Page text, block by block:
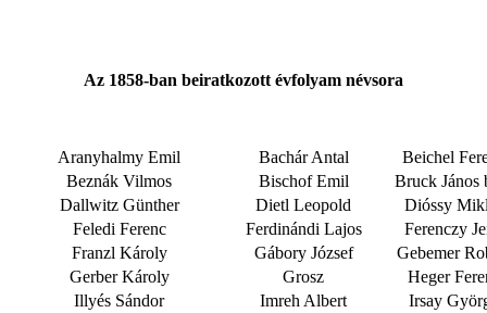
Az 1858-ban beiratkozott évfolyam névsora
Aranyhalmy Emil Bachár Antal
Beichel
Beznák Vilmos
Bischof Emil
Bruck János
Dallwitz Günther
Dietl Leopold
Dióssy
Feledi Ferenc
Ferdinándi Lajos
Ferenczy
Franzl Károly
Gábory József
Gebemer
Gerber Károly
Grosz
Heger
Illyés Sándor
Imreh Albert
Irsay